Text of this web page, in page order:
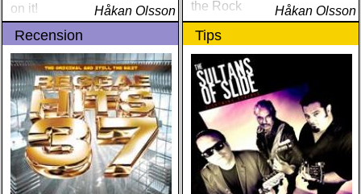
on it!
Håkan Olsson
the Rock
Håkan Olsson
Recension Tips